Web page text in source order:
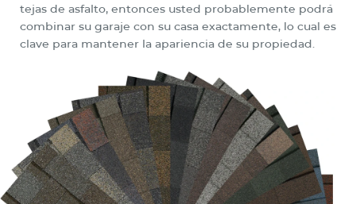
tejas de asfalto, entonces usted probablemente podrá
combinar su garaje con su casa exactamente, lo cual es
clave para mantener la apariencia de su propiedad.